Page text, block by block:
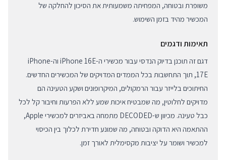
משופרת ובטוחה, המפחיתה משמעותית את הסיכון להחלקה של
המכשיר מהיד בזמן השימוש.
תאימות ודגמים
דגם זה תוכנן בדיוק הנדסי עבור מכשירי ה-iPhone 16E וה-iPhone
17E, תוך התחשבות בכל הממדים המדויקים של המכשירים החדשים.
החיתוכים בלייזר עבור הרמקולים, המיקרופונים ושקע הטעינה הם
מדויקים לחלוטין, מה שמבטיח איכות שמע ללא הפרעות וחיבור קל לכל
כבל טעינה. מכיוון ש-DECODED מתמחה באביזרים למכשירי Apple,
ההתאמה היא הדוקה ובטוחה, מה שמונע חדירת לכלוך בין הכיסוי
למכשיר ושומר על יציבות מקסימלית לאורך זמן.